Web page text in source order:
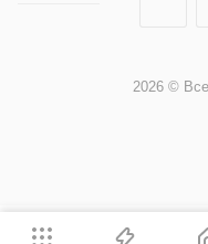
2026 ©